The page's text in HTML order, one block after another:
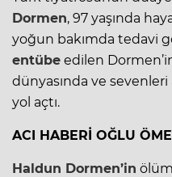
Dormen, 97 yaşında
yoğun bakımda tedavi
entübe edilen
dünyasında ve
yol açtı.
ACI HABERİ OĞLU
Haldun Dormen’in